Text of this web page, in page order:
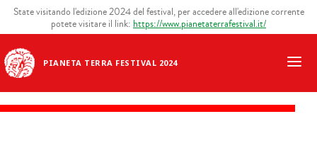
PIANETA TERRA FESTIVAL 2024
State visitando l'edizione 2024 del festival, per accedere all'edizione corrente
potete visitare il link: https://www.pianetaterrafestival.it/